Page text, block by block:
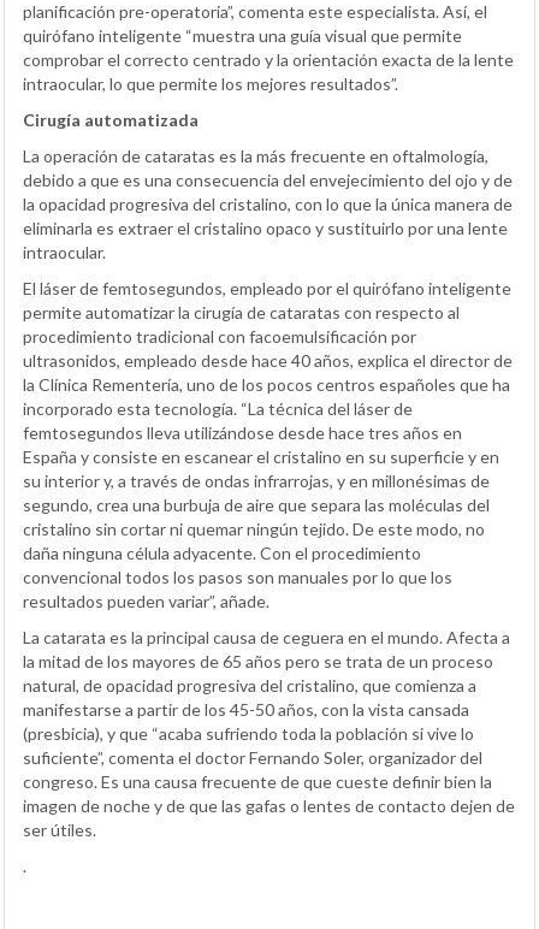
planificación pre-operatoria”, comenta este especialista. Así, el
quirófano inteligente “muestra una guía visual que permite
comprobar el correcto centrado y la orientación exacta de la lente
intraocular, lo que permite los mejores resultados”.
Cirugía automatizada
La operación de cataratas es la más frecuente en oftalmología,
debido a que es una consecuencia del envejecimiento del ojo y de
la opacidad progresiva del cristalino, con lo que la única manera de
eliminarla es extraer el cristalino opaco y sustituirlo por una lente
intraocular.
El láser de femtosegundos, empleado por el quirófano inteligente
permite automatizar la cirugía de cataratas con respecto al
procedimiento tradicional con facoemulsificación por
ultrasonidos, empleado desde hace 40 años, explica el director de
la Clínica Rementería, uno de los pocos centros españoles que ha
incorporado esta tecnología. “La técnica del láser de
femtosegundos lleva utilizándose desde hace tres años en
España y consiste en escanear el cristalino en su superficie y en
su interior y, a través de ondas infrarrojas, y en millonésimas de
segundo, crea una burbuja de aire que separa las moléculas del
cristalino sin cortar ni quemar ningún tejido. De este modo, no
daña ninguna célula adyacente. Con el procedimiento
convencional todos los pasos son manuales por lo que los
resultados pueden variar”, añade.
La catarata es la principal causa de ceguera en el mundo. Afecta a
la mitad de los mayores de 65 años pero se trata de un proceso
natural, de opacidad progresiva del cristalino, que comienza a
manifestarse a partir de los 45-50 años, con la vista cansada
(presbicia), y que “acaba sufriendo toda la población si vive lo
suficiente”, comenta el doctor Fernando Soler, organizador del
congreso. Es una causa frecuente de que cueste definir bien la
imagen de noche y de que las gafas o lentes de contacto dejen de
ser útiles.
.